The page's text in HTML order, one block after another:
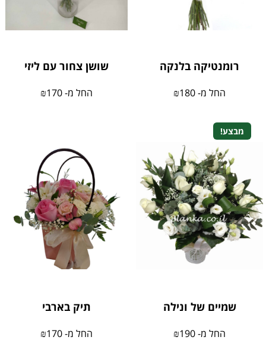
רומנטיקה בלנקה
החל מ- ₪180
שושן צחור עם ליזי
החל מ- ₪170
מבצע!
שמיים של ונילה
החל מ- ₪190
תיק בארבי
החל מ- ₪170